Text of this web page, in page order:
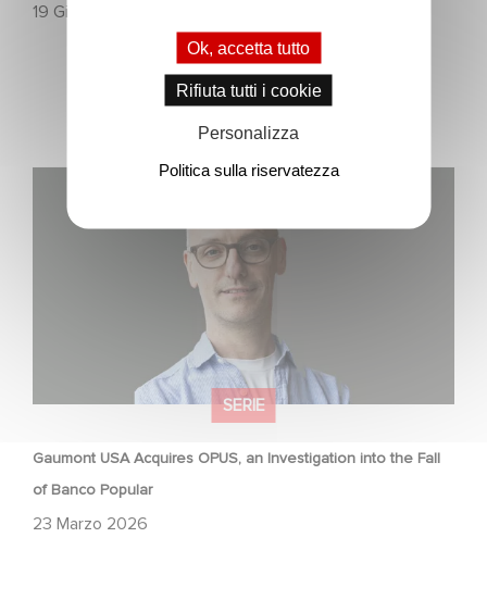
19 Giugno 2026
SERIE
Gaumont USA Acquires OPUS, an Investigation into the Fall
of Banco Popular
23 Marzo 2026
Gaumont USA Acquires OPUS, an Investigation into the
Fall of Banco Popular
Ok, accetta tutto
Rifiuta tutti i cookie
Personalizza
Politica sulla riservatezza